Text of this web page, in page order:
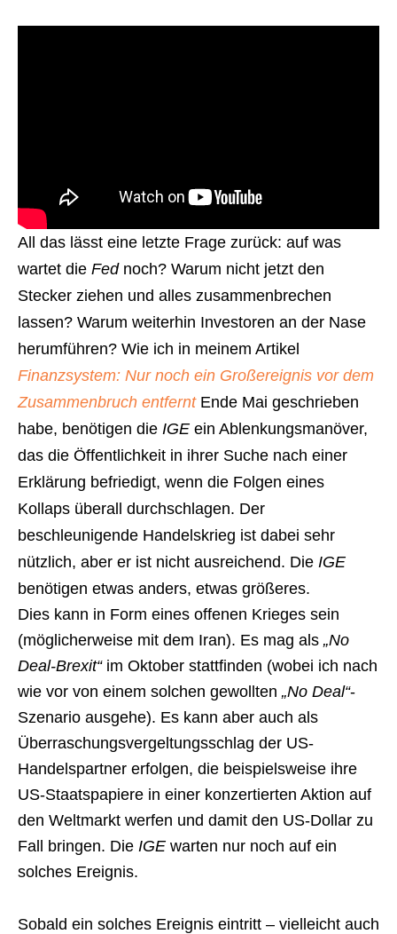
All das lässt eine letzte Frage zurück: auf was
wartet die Fednoch? Warum nicht jetzt den
Stecker ziehen und alles zusammenbrechen
lassen? Warum weiterhin Investoren an der Nase
herumführen? Wie ich in meinem Artikel
Finanzsystem: Nur noch ein Großereignis vor dem
Zusammenbruch entferntEnde Mai geschrieben
habe, benötigen die IGE ein Ablenkungsmanöver,
das die Öffentlichkeit in ihrer Suche nach einer
Erklärung befriedigt, wenn die Folgen eines
Kollaps überall durchschlagen. Der
beschleunigende Handelskrieg ist dabei sehr
nützlich, aber er ist nicht ausreichend. Die IGE
benötigen etwas anders, etwas größeres.
Dies kann in Form eines offenen Krieges sein
(möglicherweise mit dem Iran). Es mag als „No
Deal-Brexit“im Oktober stattfinden (wobei ich nach
wie vor von einem solchen gewollten „No Deal“-
Szenario ausgehe). Es kann aber auch als
Überraschungsvergeltungsschlag der US-
Handelspartner erfolgen, die beispielsweise ihre
US-Staatspapiere in einer konzertierten Aktion auf
den Weltmarkt werfen und damit den US-Dollar zu
Fall bringen. Die IGE warten nur noch auf ein
solches Ereignis.
Sobald ein solches Ereignis eintritt – vielleicht auch